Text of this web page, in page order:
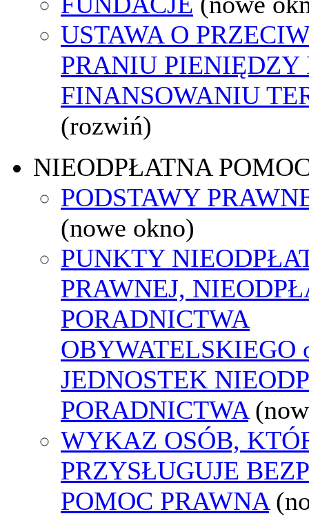
USTAWA O
PRANIU PIENIĘDZY
FINANSOWANIU
(rozwiń)
NIEODPŁATNA
PODSTAWY
(nowe okno)
PUNKTY
PRAWNEJ,
PORADNICTWA
OBYWATELSKIEGO
JEDNOSTEK
PORADNICTWA
WYKAZ OSÓB,
PRZYSŁUGUJE
POMOC PRAWNA